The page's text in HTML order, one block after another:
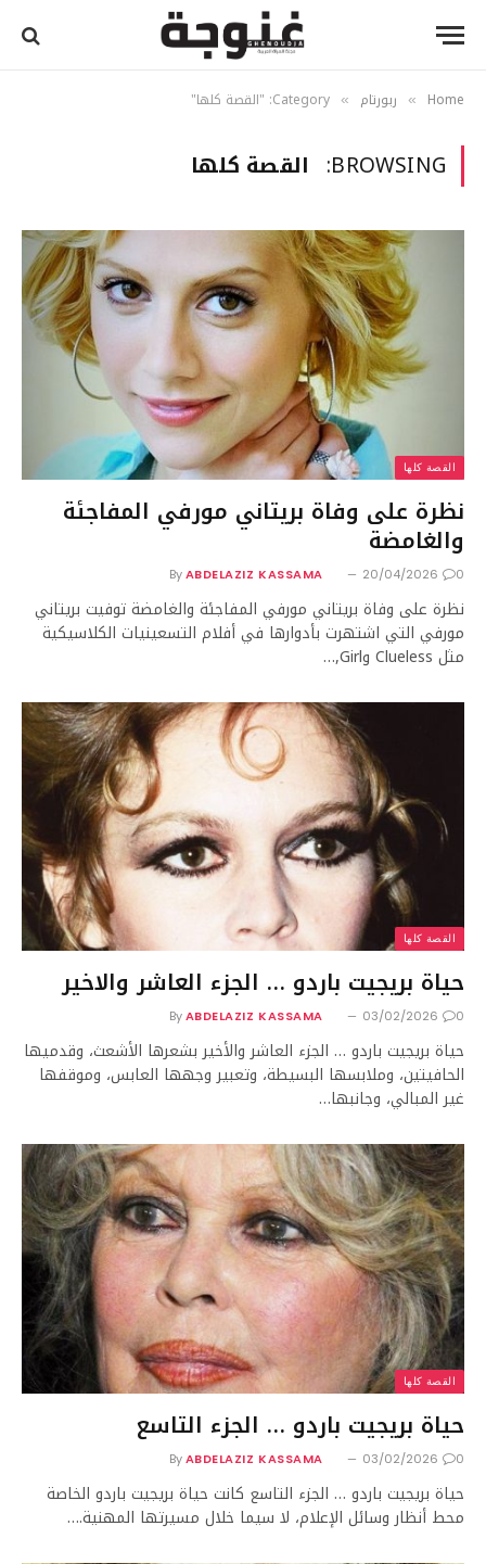
Home
» ربورتام » Category: "القصة كلها"
BROWSING: القصة كلها
القصة كلها
نظرة على وفاة بريتاني مورفي المفاجئة
والغامضة
By ABDELAZIZ KASSAMA 20/04/2026 0
نظرة على وفاة بريتاني مورفي المفاجئة والغامضة توفيت بريتاني
مورفي التي اشتهرت بأدوارها في أفلام التسعينيات الكلاسيكية
مثل Clueless وGirl,…
القصة كلها
حياة بريجيت باردو … الجزء العاشر والاخير
By ABDELAZIZ KASSAMA 03/02/2026 0
حياة بريجيت باردو … الجزء العاشر والأخير بشعرها الأشعث، وقدميها
الحافيتين، وملابسها البسيطة، وتعبير وجهها العابس، وموقفها
غير المبالي، وجانبها…
القصة كلها
حياة بريجيت باردو … الجزء التاسع
By ABDELAZIZ KASSAMA 03/02/2026 0
حياة بريجيت باردو … الجزء التاسع كانت حياة بريجيت باردو الخاصة
محط أنظار وسائل الإعلام، لا سيما خلال مسيرتها المهنية.…